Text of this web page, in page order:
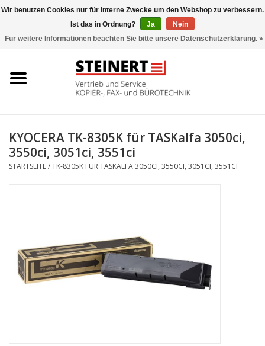
Büromaschinen- Service
Toner
KYOCERA TK-8305K für TASKalfa 3050ci,
3550ci, 3051ci, 3551ci
STARTSEITE/TK-8305K FÜR TASKALFA 3050CI, 3550CI, 3051CI, 3551CI
Wir benutzen Cookies nur für interne Zwecke um den Webshop zu verbessern.
Ist das in Ordnung?
Ja
Nein
Für weitere Informationen beachten Sie bitte unsere Datenschutzerklärung. »